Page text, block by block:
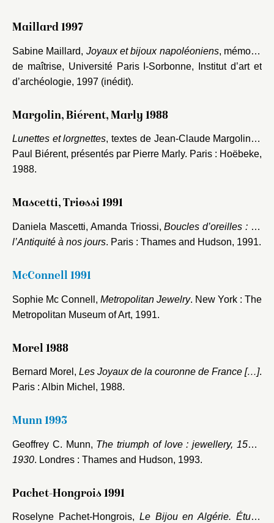
Maillard 1997
Sabine Maillard, Joyaux et bijoux napoléoniens, mémoire
de maîtrise, Université Paris I-Sorbonne, Institut d’art et
d’archéologie, 1997 (inédit).
Margolin, Biérent, Marly 1988
Lunettes et lorgnettes, textes de Jean-Claude Margolin et
Paul Biérent, présentés par Pierre Marly. Paris : Hoëbeke,
1988.
Mascetti, Triossi 1991
Daniela Mascetti, Amanda Triossi,Boucles d’oreilles : de
l’Antiquité à nos jours. Paris : Thames and Hudson, 1991.
McConnell 1991
Sophie Mc Connell, Metropolitan Jewelry. New York : The
Metropolitan Museum of Art, 1991.
Morel 1988
Bernard Morel, Les Joyaux de la couronne de France […].
Paris : Albin Michel, 1988.
Munn 1993
Geoffrey C. Munn, The triumph of love : jewellery, 1530-
1930. Londres : Thames and Hudson, 1993.
Pachet-Hongrois 1991
Roselyne Pachet-Hongrois, Le Bijou en Algérie. Étude